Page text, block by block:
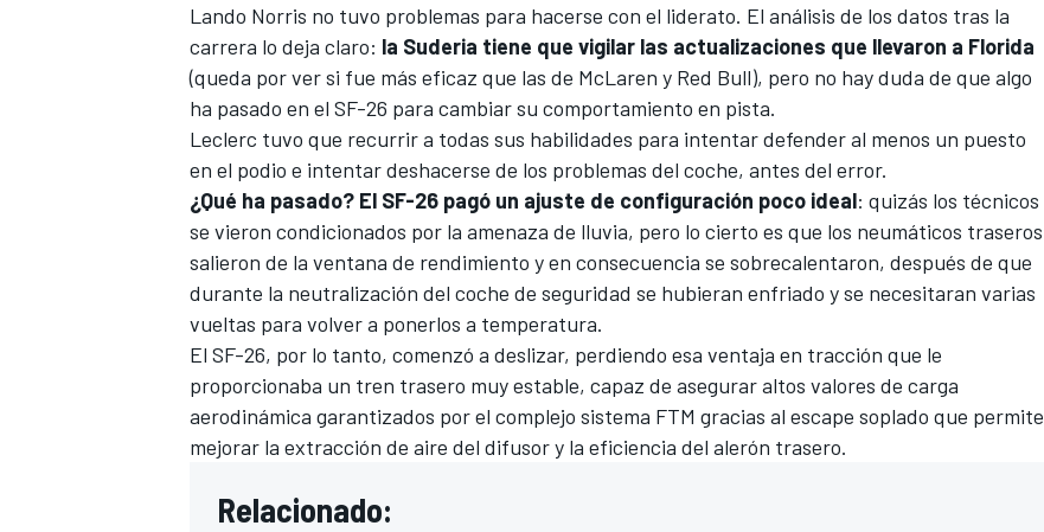
Lando Norris no tuvo problemas para hacerse con el liderato. El análisis de los datos tras la
carrera lo deja claro: la Suderia tiene que vigilar las actualizaciones que llevaron a Florida
(queda por ver si fue más eficaz que las de McLaren y Red Bull), pero no hay duda de que algo
ha pasado en el SF-26 para cambiar su comportamiento en pista.
Leclerc tuvo que recurrir a todas sus habilidades para intentar defender al menos un puesto
en el podio e intentar deshacerse de los problemas del coche, antes del error.
¿Qué ha pasado? El SF-26 pagó un ajuste de configuración poco ideal: quizás los técnicos
se vieron condicionados por la amenaza de lluvia, pero lo cierto es que los neumáticos traseros
salieron de la ventana de rendimiento y en consecuencia se sobrecalentaron, después de que
durante la neutralización del coche de seguridad se hubieran enfriado y se necesitaran varias
vueltas para volver a ponerlos a temperatura.
El SF-26, por lo tanto, comenzó a deslizar, perdiendo esa ventaja en tracción que le
proporcionaba un tren trasero muy estable, capaz de asegurar altos valores de carga
aerodinámica garantizados por el complejo sistema FTM gracias al escape soplado que permite
mejorar la extracción de aire del difusor y la eficiencia del alerón trasero.
Relacionado: